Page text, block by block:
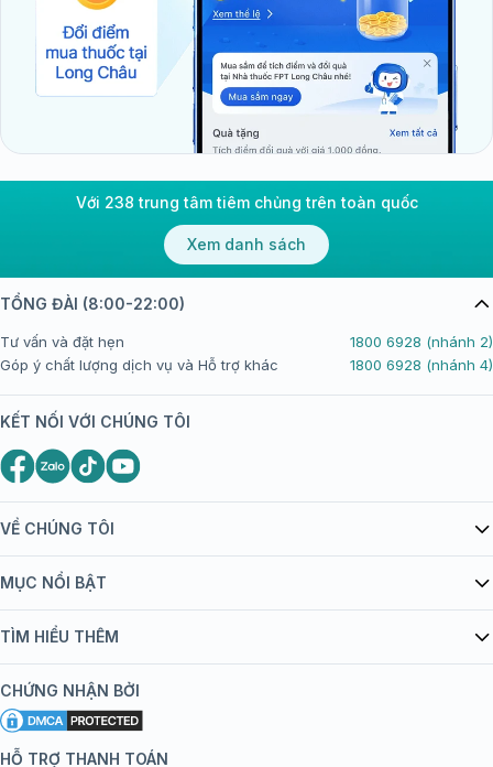
Với 238 trung tâm tiêm chủng trên toàn quốc
Xem danh sách
VỀ CHÚNG TÔI
Giới thiệu Tiêm Chủng FPT Long Châu
bán hàng
Chính sách nội dung
Chính sách bảo mật
MỤC NỔI BẬT
Danh mục vắc xin
Đội ngũ bác sĩ, chuyên gia
Hệ thống trung tâm tiêm chủng
TÌM HIỂU THÊM
Khuyến mãi
Tôi nên tiêm gì?
CHỨNG NHẬN BỞI
HỖ TRỢ THANH TOÁN
TỔNG ĐÀI (8:00-22:00)
Tư vấn và đặt hẹn
1800 6928 (nhánh 2)
Góp ý chất lượng dịch vụ và Hỗ trợ khác
1800 6928 (nhánh 4)
KẾT NỐI VỚI CHÚNG TÔI